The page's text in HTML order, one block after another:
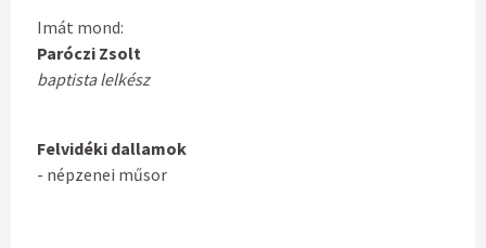
Imát mond:
Paróczi Zsolt
baptista lelkész
Felvidéki dallamok
- népzenei műsor